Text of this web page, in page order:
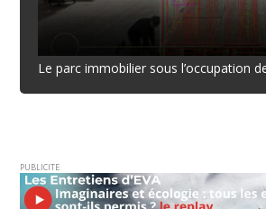
Le parc immobilier sous l’occupation
PUBLICITE